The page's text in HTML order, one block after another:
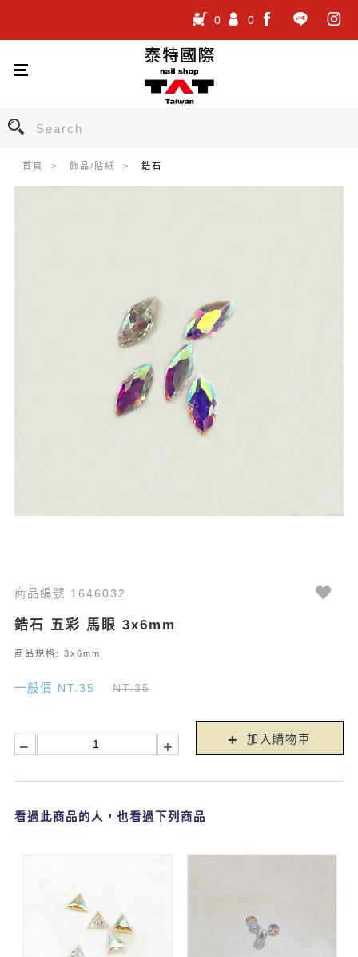
0
0
首頁 飾品/貼紙 鋯石
商品編號 1646032
鋯石 五彩 馬眼 3x6mm
商品規格: 3x6mm
一般價 NT.35 NT.35
加入購物車
看過此商品的人，也看過下列商品